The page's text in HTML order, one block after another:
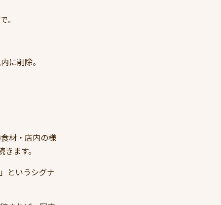
。
に削除。
材・店内の様
ます。
というシグナ